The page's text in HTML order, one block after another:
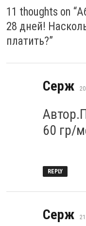
11 thoughts on “
28 дней!
платить?”
Серж
60 гр/
REPLY
Серж